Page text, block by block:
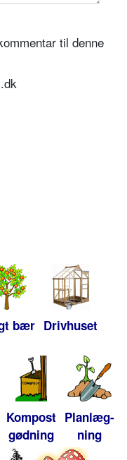
til denne
bær Drivhuset
Kompost
gødning
Planlæg-
ning